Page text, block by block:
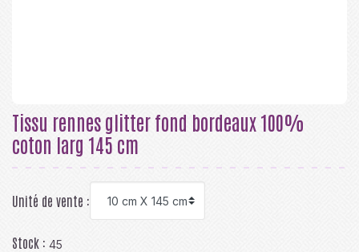
Tissu rennes glitter fond bordeaux 100%
coton larg 145 cm
Unité de vente :
Stock : 45